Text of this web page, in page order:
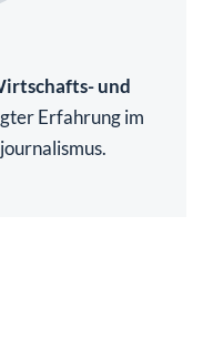
und
Erfahrung im